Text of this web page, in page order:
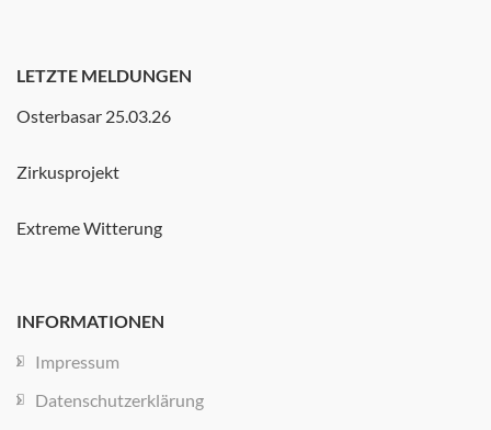
LETZTE MELDUNGEN
Osterbasar 25.03.26
Zirkusprojekt
Extreme Witterung
INFORMATIONEN
Impressum
Datenschutzerklärung